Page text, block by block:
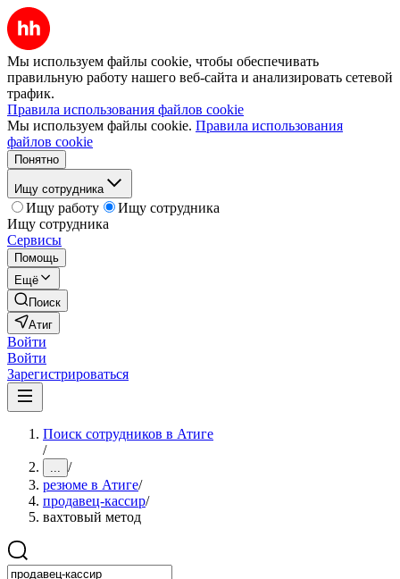
Мы используем файлы cookie, чтобы обеспечивать
правильную работу нашего веб-сайта и анализировать сетевой
трафик.
Правила использования файлов cookie
Мы используем файлы cookie. Правила использования
файлов cookie
Понятно
Ищу сотрудника
Ищу работу
Ищу сотрудника
Ищу сотрудника
Сервисы
Помощь
Ещё
Поиск
Атиг
Войти
Войти
Зарегистрироваться
Поиск сотрудников в Атиге
/
... /
резюме в Атиге/
продавец-кассир/
вахтовый метод